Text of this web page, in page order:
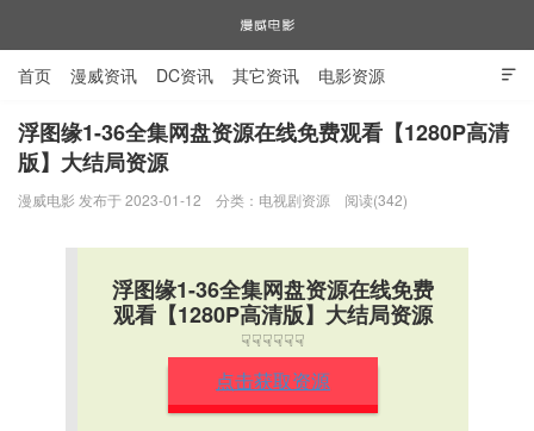
漫威电影

首页 漫威资讯 DC资讯 其它资讯 电影资源
电视剧资源 漫威图片
浮图缘1-36全集网盘资源在线免费观看【1280P高清
版】大结局资源
漫威电影 发布于 2023-01-12 分类： 电视剧资源 阅读(342)
浮图缘1-36全集网盘资源在线免费
观看【1280P高清版】大结局资源
☟☟☟☟☟☟
点击获取资源